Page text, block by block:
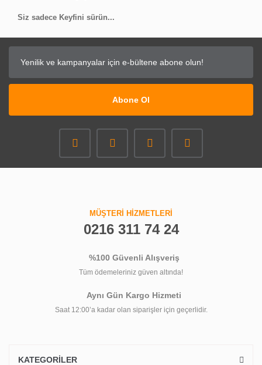
Siz sadece Keyfini sürün...
Abone Ol
MÜŞTERİ HİZMETLERİ
0216 311 74 24
%100 Güvenli Alışveriş
Tüm ödemeleriniz güven altında!
Aynı Gün Kargo Hizmeti
Saat 12:00’a kadar olan siparişler için geçerlidir.
KATEGORİLER